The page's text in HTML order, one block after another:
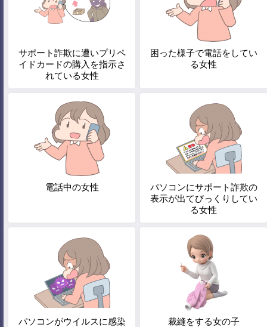
サポート詐欺に遭いプリペ
イドカードの購入を指示さ
れている女性
困った様子で電話をしてい
る女性
電話中の女性
パソコンにサポート詐欺の
表示が出てびっくりしてい
る女性
パソコンがウイルスに感染
裁縫をする女の子